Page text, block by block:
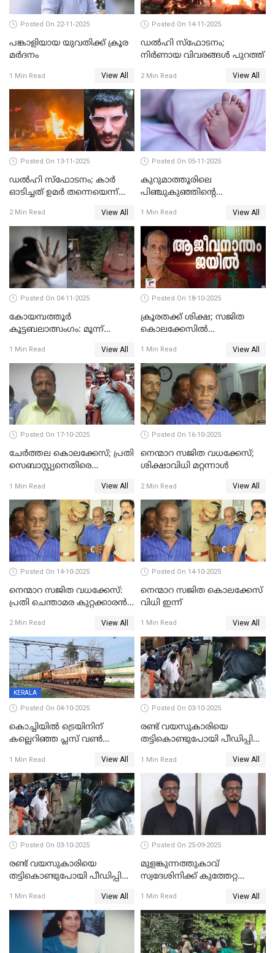
Posted On 22-11-2025
പങ്കാളിയായ യുവതിക്ക് ക്രൂര
മര്‍ദനം
1 Min Read View All
Posted On 14-11-2025
ഡല്‍ഹി സ്‌ഫോടനം;
നിര്‍ണായ വിവരങ്ങള്‍ പുറത്ത്
2 Min Read View All
Posted On 13-11-2025
ഡല്‍ഹി സ്‌ഫോടനം; കാര്‍
ഓടിച്ചത് ഉമര്‍ തന്നെയെന്ന്
പരിശോധനാഫലം
2 Min Read View All
Posted On 05-11-2025
കുറുമാത്തൂരിലെ
പിഞ്ചുകുഞ്ഞിന്റെ
അറസ്റ്റില്‍
1 Min Read View All
Posted On 04-11-2025
കോയമ്പത്തൂർ
കൂട്ടബലാത്സംഗം: മൂന്ന്
1 Min Read View All
Posted On 18-10-2025
ക്രൂരതക്ക് ശിക്ഷ; സജിത
കൊലക്കേസില്‍
ഇരട്ടജീവപര്യന്തം
1 Min Read View All
Posted On 17-10-2025
ചേര്‍ത്തല കൊലക്കേസ്; പ്രതി
സെബാസ്റ്റ്യനെതിരെ
1 Min Read View All
Posted On 16-10-2025
നെന്മാറ സജിത വധക്കേസ്;
ശിക്ഷാവിധി മറ്റന്നാള്‍
2 Min Read View All
Posted On 14-10-2025
നെന്മാറ സജിത വധക്കേസ്:
പ്രതി ചെന്താമര കുറ്റക്കാരൻ,
നടത്തിയത്
ഇരട്ടക്കൊലപാതകം
2 Min Read View All
Posted On 14-10-2025
നെന്മാറ സജിത കൊലക്കേസ്
വിധി ഇന്ന്
1 Min Read View All
KERALA
Posted On 04-10-2025
കൊച്ചിയില്‍ ട്രെയിനിന്
കല്ലെറിഞ്ഞ പ്ലസ് വൺ
കല്ലേറിൽ അഗ്നിരക്ഷാസേന
ഉദ്യോഗസ്ഥന് പരിക്കേറ്റിരുന്നു
1 Min Read View All
Posted On 03-10-2025
രണ്ട് വയസുകാരിയെ
തട്ടികൊണ്ടുപോയി പീഡിപ്പിച്ച
തടവ്
1 Min Read View All
Posted On 03-10-2025
രണ്ട് വയസുകാരിയെ
തട്ടികൊണ്ടുപോയി പീഡിപ്പിച്ച
1 Min Read View All
Posted On 25-09-2025
മുളങ്കുന്നത്തുകാവ്
സ്വദേശിനിക്ക് കുത്തേറ്റ
ജോസഫ് പിടിയില്‍
1 Min Read View All